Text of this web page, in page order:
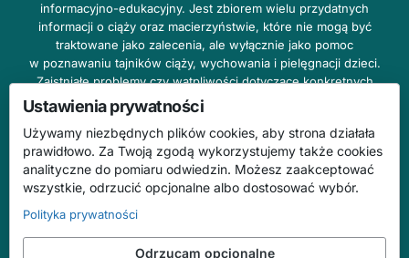
informacyjno-edukacyjny. Jest zbiorem wielu przydatnych
informacji o ciąży oraz macierzyństwie, które nie mogą być
traktowane jako zalecenia, ale wyłącznie jako pomoc
w poznawaniu tajników ciąży, wychowania i pielęgnacji dzieci.
Zaistniałe problemy czy wątpliwości dotyczące konkretnych
przypadków należy bezzwłocznie konsultować z prowadzącym
lekarzem ginekologiem lub innym stosownym specjalistą w danej
dziedzinie. DOBRY DOM nie odpowiada za treść reklam,
nie ponosi również żadnych konsekwencji prawnych ani
odpowiedzialności za następstwa mogące wyniknąć na skutek
zastosowania podanych informacji bez wcześniejszej konsultacji
Na stronie abcdobrejmamy.pl mogą występować wpisy
o charakterze reklamowym.
Ustawienia prywatności
Używamy niezbędnych plików cookies, aby strona działała
prawidłowo. Za Twoją zgodą wykorzystujemy także cookies
analityczne do pomiaru odwiedzin. Możesz zaakceptować
wszystkie, odrzucić opcjonalne albo dostosować wybór.
Polityka prywatności
Odrzucam opcjonalne